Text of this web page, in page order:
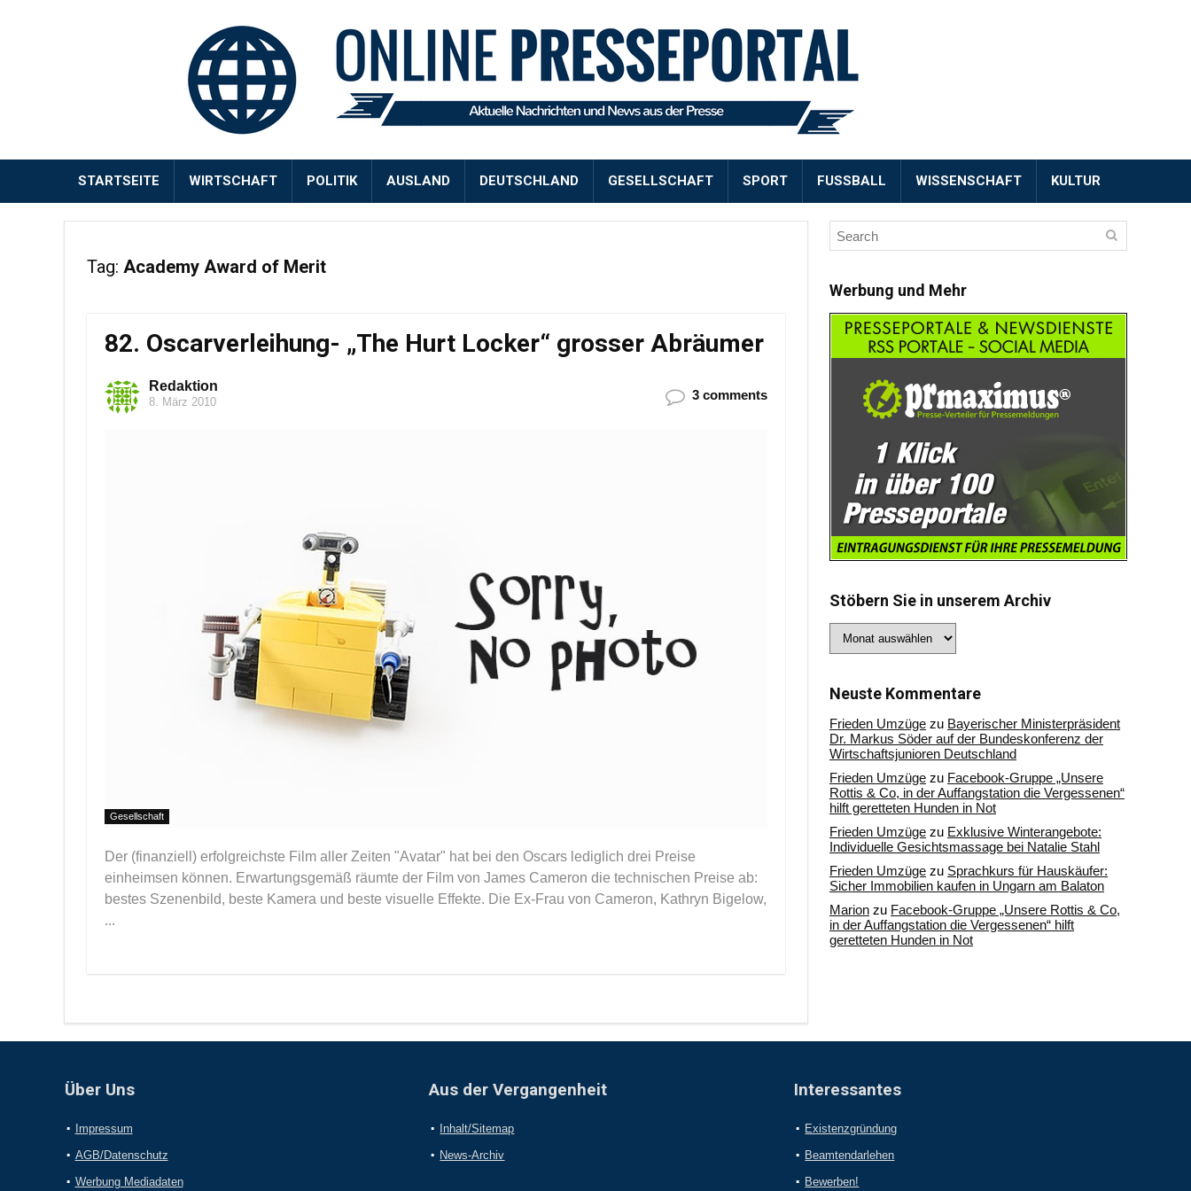
STARTSEITE WIRTSCHAFT POLITIK AUSLAND DEUTSCHLAND GESELLSCHAFT SPORT FUSSBALL WISSENSCHAFT KULTUR
Tag: Academy Award of Merit
82. Oscarverleihung- „The Hurt Locker“ grosser Abräumer
Redaktion
8. März 2010 3 comments
Gesellschaft
Der (finanziell) erfolgreichste Film aller Zeiten "Avatar" hat bei den Oscars lediglich drei Preise
einheimsen können. Erwartungsgemäß räumte der Film von James Cameron die technischen Preise ab:
bestes Szenenbild, beste Kamera und beste visuelle Effekte. Die Ex-Frau von Cameron, Kathryn Bigelow,
...
Werbung und Mehr
Stöbern Sie in unserem Archiv
Sie
Archiv
Neuste Kommentare
Frieden Umzüge zu Bayerischer Ministerpräsident
Dr. Markus Söder auf der Bundeskonferenz der
Wirtschaftsjunioren Deutschland
Frieden Umzüge zu Facebook-Gruppe „Unsere
Rottis & Co, in der Auffangstation die Vergessenen“
hilft geretteten Hunden in Not
Frieden Umzüge zu Exklusive Winterangebote:
Individuelle Gesichtsmassage bei Natalie Stahl
Frieden Umzüge zu Sprachkurs für Hauskäufer:
Sicher Immobilien kaufen in Ungarn am Balaton
Marion zu Facebook-Gruppe „Unsere Rottis & Co,
in der Auffangstation die Vergessenen“ hilft
geretteten Hunden in Not
Über Uns
Impressum
AGB/Datenschutz
Werbung Mediadaten
Aus der Vergangenheit
Inhalt/Sitemap
News-Archiv
Interessantes
Existenzgründung
Beamtendarlehen
Bewerben!